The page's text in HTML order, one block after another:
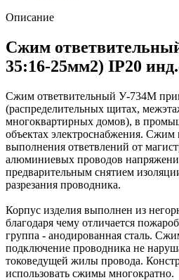
Описание
Сжим
35:16-25мм2) IP20
Сжим ответвительный У-734М
(распределительных щитах,
многоквартирных домов), в
объектах электроснабжения. Сжим
выполнения ответвлений от
алюминиевых проводов
предварительным снятием
разрезания проводника.
Корпус изделия выполнен из
благодаря чему отличается
группа - анодированная сталь.
подключение проводника не
токоведущей жилы провода.
использовать сжимы многократно.